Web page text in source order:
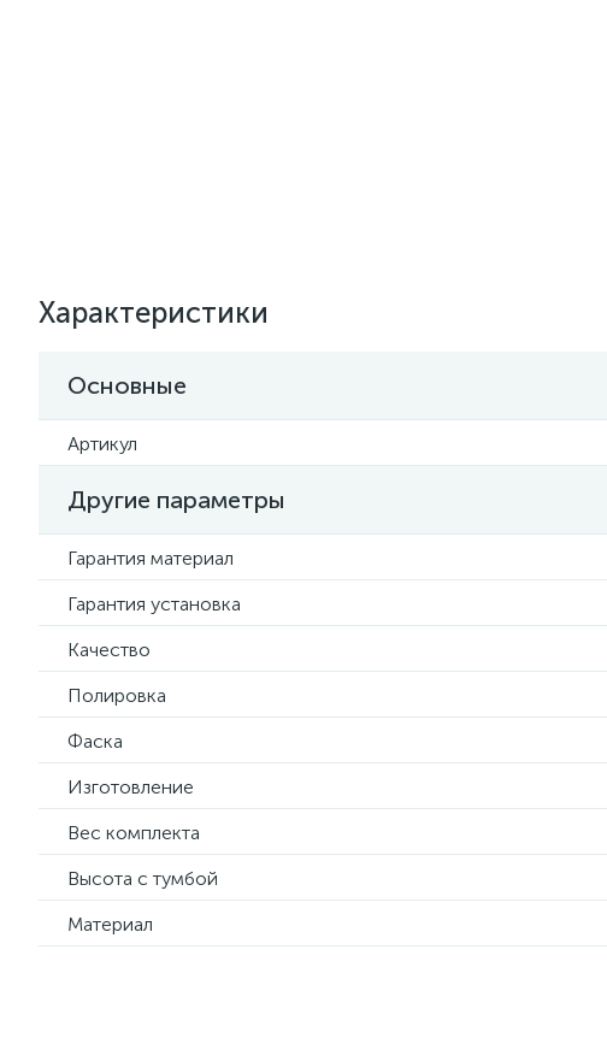
Характеристики
Основные
Артикул
Другие параметры
Гарантия материал
Гарантия установка
Качество
Полировка
Фаска
Изготовление
Вес комплекта
Высота с тумбой
Материал